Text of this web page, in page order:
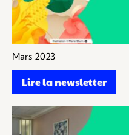
Mars 2023
Lire la newsletter